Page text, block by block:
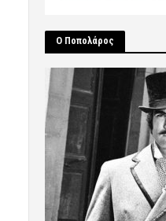
Ο Ποπολάρος